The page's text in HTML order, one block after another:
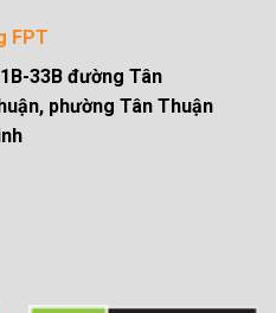
FPT
33B đường Tân
phường Tân Thuận